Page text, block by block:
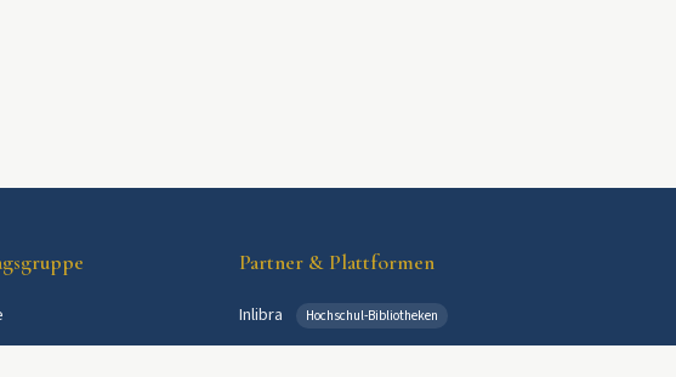
Partner & Plattformen
Inlibra Hochschul-Bibliotheken